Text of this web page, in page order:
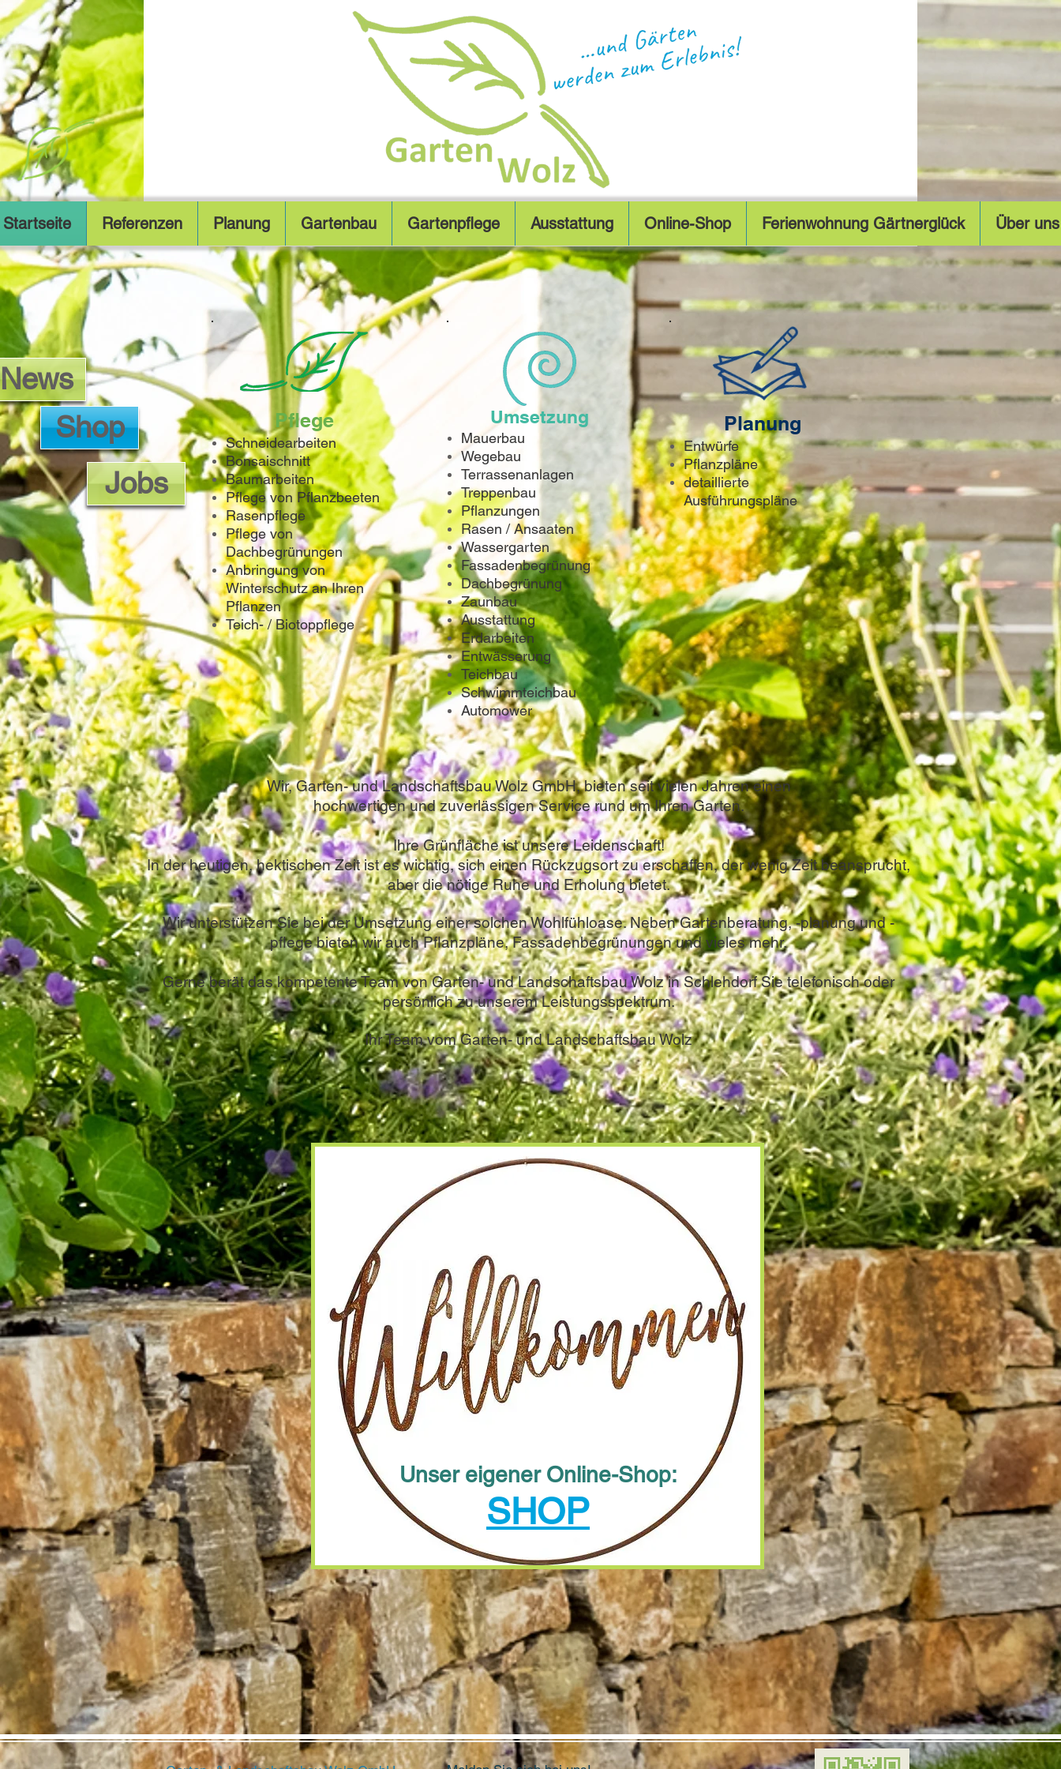
News
Shop
Jobs
Pflege
Schneidearbeiten
Bonsaischnitt
Baumarbeiten
Pflege von Pflanzbeeten
Rasenpflege
Pflege von
Dachbegrünungen
Anbringung von
Winterschutz an Ihren
Pflanzen
Teich- / Biotoppflege
Umsetzung
Mauerbau
Wegebau
Terrassenanlagen
Treppenbau
Pflanzungen
Rasen / Ansaaten
Wassergarten
Fassadenbegrünung
Dachbegrünung
Zaunbau
Ausstattung
Erdarbeiten
Entwässerung
Teichbau
Schwimmteichbau
Automower
Planung
Entwürfe
Pflanzpläne
detaillierte
Ausführungspläne
Wir, Garten- und Landschaftsbau Wolz GmbH, bieten seit vielen Jahren einen
hochwertigen und zuverlässigen Service rund um Ihren Garten.
Ihre Grünfläche ist unsere Leidenschaft!
In der heutigen, hektischen Zeit ist es wichtig, sich einen Rückzugsort zu erschaffen, der wenig Zeit beansprucht,
aber die nötige Ruhe und Erholung bietet.
Wir unterstützen Sie bei der Umsetzung einer solchen Wohlfühloase. Neben Gartenberatung, -planung und -
pflege bieten wir auch Pflanzpläne, Fassadenbegrünungen und vieles mehr.
Gerne berät das kompetente Team von Garten- und Landschaftsbau Wolz in Schlehdorf Sie telefonisch oder
persönlich zu unserem Leistungsspektrum.
Ihr Team vom Garten- und Landschaftsbau Wolz
Unser eigener Online-Shop:
SHOP
Startseite Referenzen Planung Gartenbau Gartenpflege Ausstattung Online-Shop Ferienwohnung Gärtnerglück Über uns